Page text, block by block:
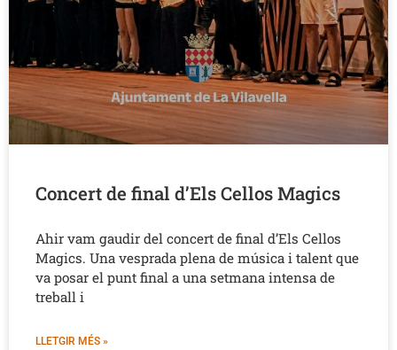
Concert de final d’Els Cellos Magics
Ahir vam gaudir del concert de final d’Els Cellos
Magics. Una vesprada plena de música i talent que
va posar el punt final a una setmana intensa de
treball i
LLETGIR MÉS »